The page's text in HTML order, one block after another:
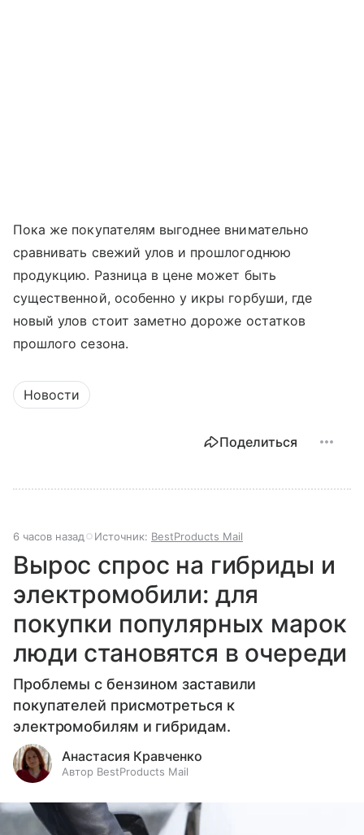
Пока же покупателям выгоднее внимательно
сравнивать свежий улов и прошлогоднюю
продукцию. Разница в цене может быть
существенной, особенно у икры горбуши, где
новый улов стоит заметно дороже остатков
прошлого сезона.
Новости
Поделиться
6 часов назад Источник: BestProducts Mail
Вырос спрос на гибриды и
электромобили: для
покупки популярных марок
люди становятся в очереди
Проблемы с бензином заставили
покупателей присмотреться к
электромобилям и гибридам.
Анастасия Кравченко
Автор BestProducts Mail